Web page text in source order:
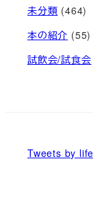
未分類 (464)
本の紹介 (55)
試飲会/試食会
Tweets by